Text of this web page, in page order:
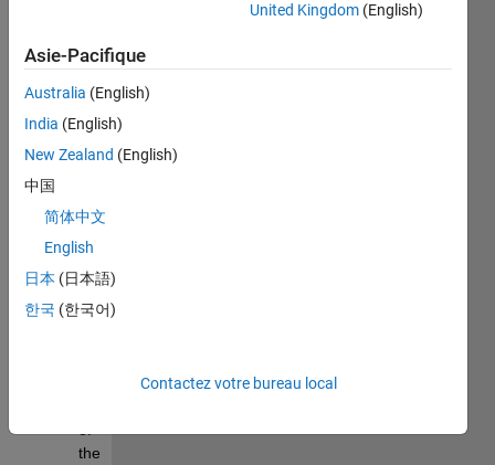
candidate
6G
waveforms
and
It enables
you to:
Generate
waveforms
with
parameters
the
United Kingdom (English)
Asie-Pacifique
Australia (English)
India (English)
New Zealand (English)
中国
简体中文
English
日本 (日本語)
한국 (한국어)
Contactez votre bureau local